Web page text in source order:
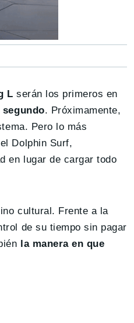
L serán los primeros en
. Próximamente,
Pero lo más
Dolphin Surf,
en lugar de cargar todo
cultural. Frente a la
de su tiempo sin pagar
la manera en que